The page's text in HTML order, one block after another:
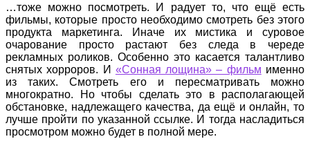
…тоже можно посмотреть. И радует то, что ещё есть
фильмы, которые просто необходимо смотреть без этого
продукта маркетинга. Иначе их мистика и суровое
очарование просто растают без следа в череде
рекламных роликов. Особенно это касается талантливо
снятых хорроров. И «Сонная лощина» – фильм именно
из таких. Смотреть его и пересматривать можно
многократно. Но чтобы сделать это в располагающей
обстановке, надлежащего качества, да ещё и онлайн, то
лучше пройти по указанной ссылке. И тогда насладиться
просмотром можно будет в полной мере.